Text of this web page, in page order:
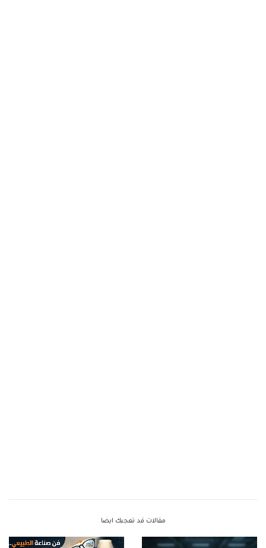
مقالات قد تعجبك ايضا